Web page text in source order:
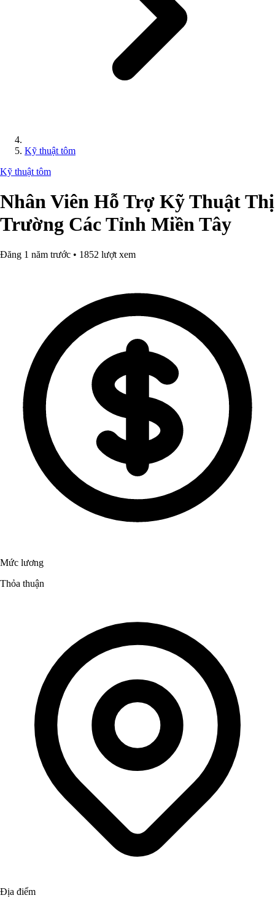
Kỹ thuật tôm
Kỹ thuật tôm
Nhân Viên Hỗ Trợ Kỹ Thuật Thị
Trường Các Tỉnh Miền Tây
Đăng 1 năm trước • 1852 lượt xem
Mức lương
Thỏa thuận
Địa điểm